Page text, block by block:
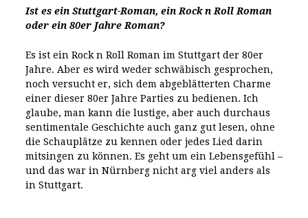
Ist es ein Stuttgart-Roman, ein Rock n Roll Roman
oder ein 80er Jahre Roman?
Es ist ein Rock n Roll Roman im Stuttgart der 80er
Jahre. Aber es wird weder schwäbisch gesprochen,
noch versucht er, sich dem abgeblätterten Charme
einer dieser 80er Jahre Parties zu bedienen. Ich
glaube, man kann die lustige, aber auch durchaus
sentimentale Geschichte auch ganz gut lesen, ohne
die Schauplätze zu kennen oder jedes Lied darin
mitsingen zu können. Es geht um ein Lebensgefühl –
und das war in Nürnberg nicht arg viel anders als
in Stuttgart.